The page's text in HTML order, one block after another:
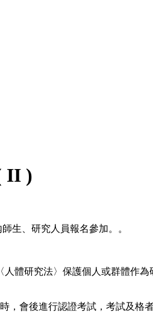
II )
生、研究人員報名參加。。
體研究法〉保護個人或群體作
，會後進行認證考試，考試及格